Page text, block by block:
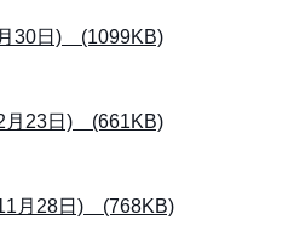
30日) (1099KB)
月23日) (661KB)
月28日) (768KB)